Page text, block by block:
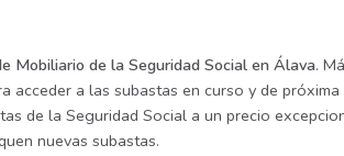
Mobiliario de la Seguridad Social en Álava.
acceder a las subastas en curso y de
de la Seguridad Social a un precio
nuevas subastas.